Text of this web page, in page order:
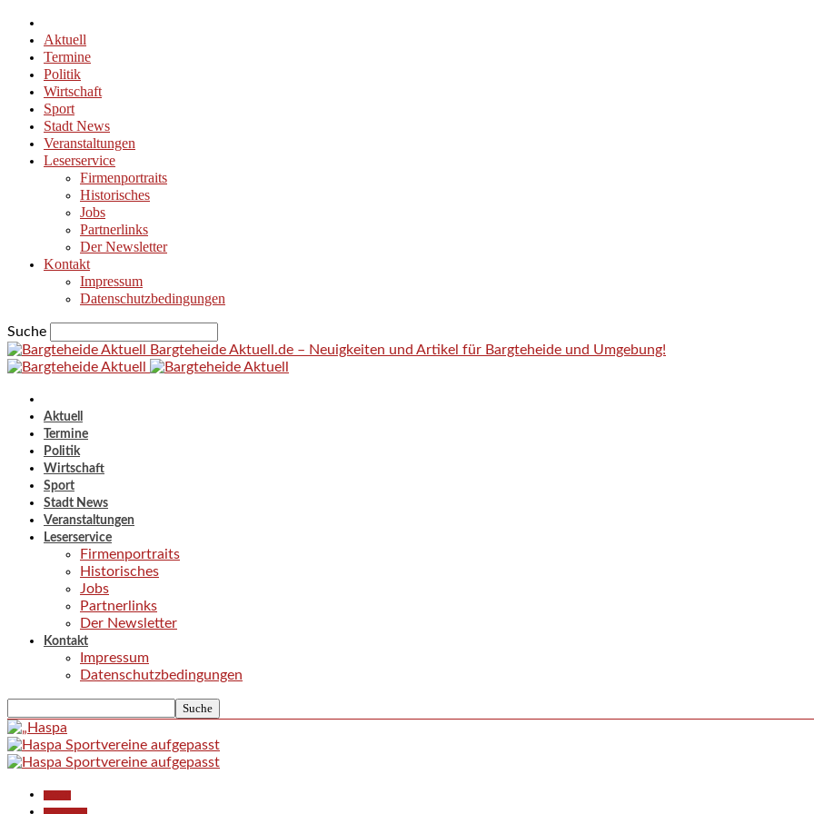
Aktuell
Termine
Politik
Wirtschaft
Sport
Stadt News
Veranstaltungen
Leserservice
Firmenportraits
Historisches
Jobs
Partnerlinks
Der Newsletter
Kontakt
Impressum
Datenschutzbedingungen
Suche
Bargteheide Aktuell.de – Neuigkeiten und Artikel für Bargteheide und Umgebung!
Aktuell
Termine
Politik
Wirtschaft
Sport
Stadt News
Veranstaltungen
Leserservice
Firmenportraits
Historisches
Jobs
Partnerlinks
Der Newsletter
Kontakt
Impressum
Datenschutzbedingungen